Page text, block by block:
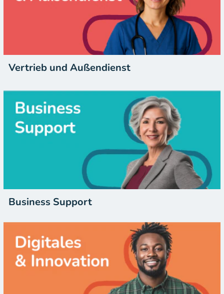
Vertrieb und Außendienst
Business Support